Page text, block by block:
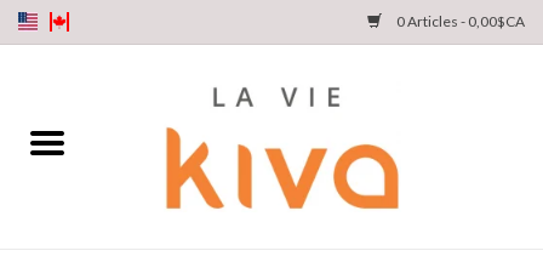
0 Articles - 0,00$CA